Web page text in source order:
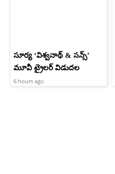
సూర్య ‘విశ్వనాథ్ & సన్స్’
మూవీ ట్రైలర్ విడుదల
6 hours ago